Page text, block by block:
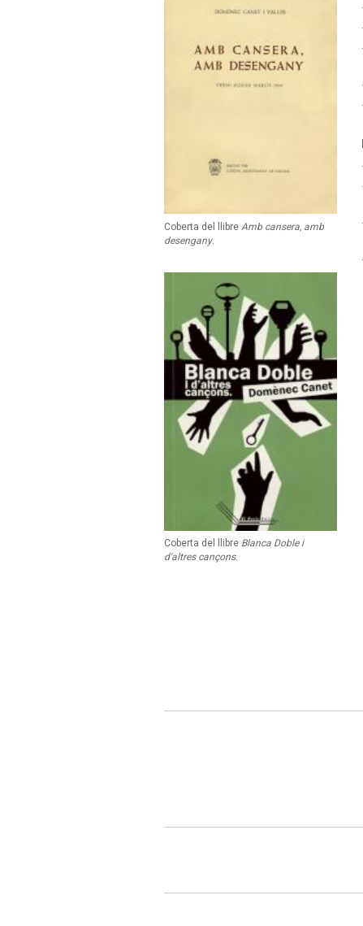
Coberta del llibre Amb cansera, amb
desengany.
Coberta del llibre Blanca Doble i
d'altres cançons.